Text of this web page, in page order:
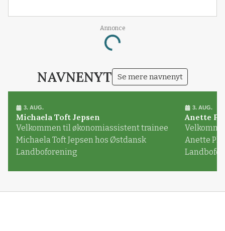
Annonce
Loading...
NAVNENYT Se mere navnenyt
3. AUG.
Michaela Toft Jepsen
Velkommen til økonomiassistent trainee
Michaela Toft Jepsen hos Østdansk
Landboforening
3. AUG.
Anette
Anette